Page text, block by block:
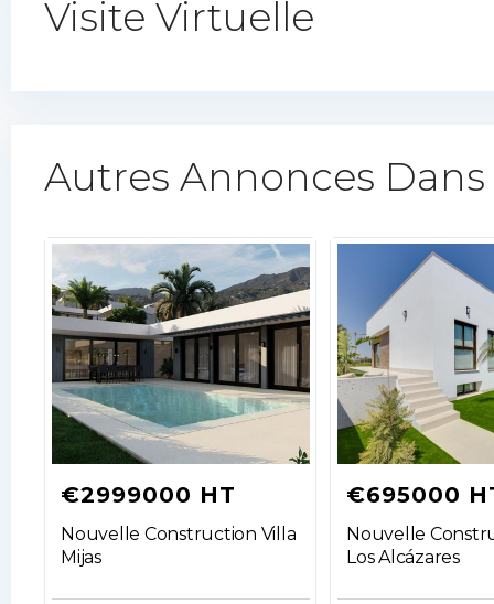
Visite Virtuelle
Autres Annonces
€2999000 HT
Nouvelle Construction Villa
Mijas
€695000
Nouvelle
Los Alcázares